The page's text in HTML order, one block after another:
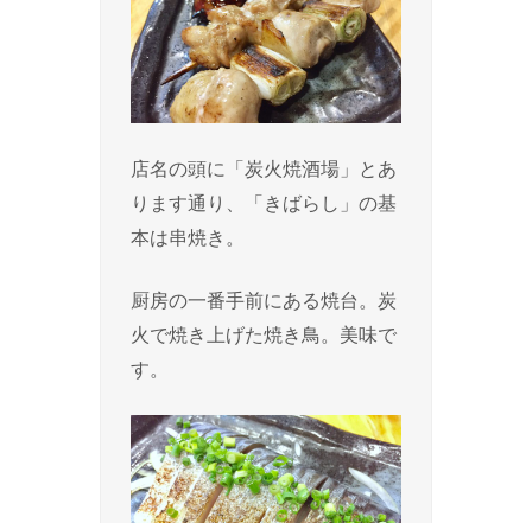
店名の頭に「炭火焼酒場」とあ
ります通り、「きばらし」の基
本は串焼き。
厨房の一番手前にある焼台。炭
火で焼き上げた焼き鳥。美味で
す。